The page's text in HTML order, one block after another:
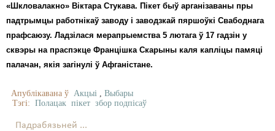
«Шкловалакно» Віктара Стукава. Пікет быў арганізаваны пры
падтрымцы работнікаў заводу і заводзкай пяршоўкі Свабоднага
прафсаюзу. Ладзілася мерапрыемства 5 лютага ў 17 гадзін у
сквэры на праспэкце Францішка Скарыны каля капліцы памяці
палачан, якія загінулі ў Афганістане.
Апублікавана ў Акцыі
Выбары
Тэгі: Полацак пікет збор подпісаў
Падрабязьней ...